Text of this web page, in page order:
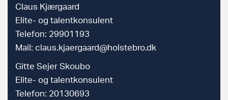
Claus Kjærgaard
Elite- og talentkonsulent
Telefon: 29901193
Mail: claus.kjaergaard@holstebro.dk
Gitte Sejer Skoubo
Elite- og talentkonsulent
Telefon: 20130693